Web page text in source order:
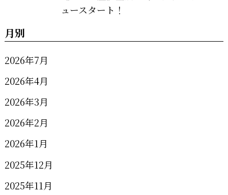
ュースタート！
月別
2026年7月
2026年4月
2026年3月
2026年2月
2026年1月
2025年12月
2025年11月